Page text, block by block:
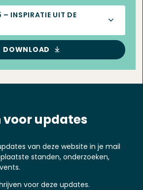
INSPIRATIE UIT DE
DOWNLOAD
voor updates
van deze website in je mail
standen, onderzoeken,
voor deze updates.